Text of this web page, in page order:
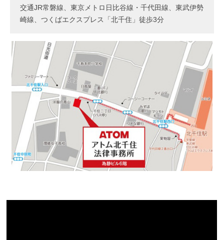
交通JR常磐線、東京メトロ日比谷線・千代田線、東武伊勢
崎線、つくばエクスプレス「北千住」徒歩3分